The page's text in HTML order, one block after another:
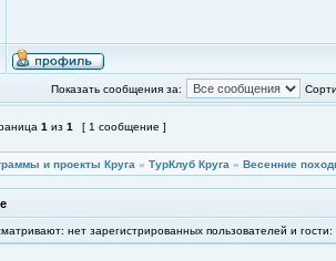
Показать сообщения за:
1 из 1 [ 1 сообщение ]
и проекты Круга » ТурКлуб Круга » Весенние
нет зарегистрированных пользователей и гости: